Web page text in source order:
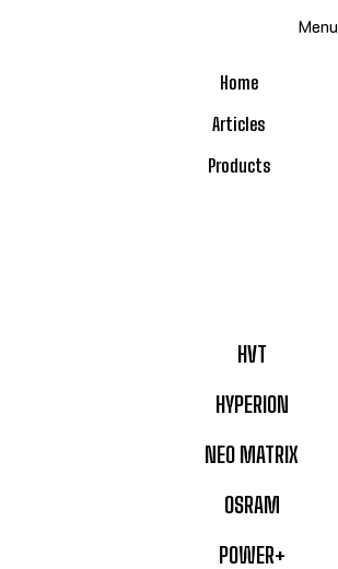
Home
Articles
Products
HVT
HYPERION
NEO MATRIX
OSRAM
POWER+
Menu